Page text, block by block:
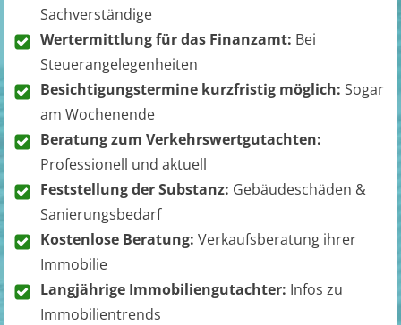
Sachverständige
Wertermittlung für das Finanzamt: Bei
Steuerangelegenheiten
Besichtigungstermine kurzfristig möglich: Sogar
am Wochenende
Beratung zum Verkehrswertgutachten:
Professionell und aktuell
Feststellung der Substanz: Gebäudeschäden &
Sanierungsbedarf
Kostenlose Beratung: Verkaufsberatung ihrer
Immobilie
Langjährige Immobiliengutachter: Infos zu
Immobilientrends